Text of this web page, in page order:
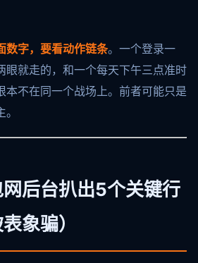
数字，要看动作链条。一个登录一
眼就走的，和一个每天下午三点准时
本不在同一个战场上。前者可能只是
后台扒出5个关键行
象骗）